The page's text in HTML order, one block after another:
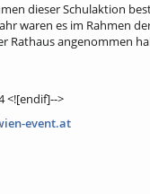
dieser Schulaktion
waren es im Rahmen
Rathaus angenommen
<![endif]-->
event.at